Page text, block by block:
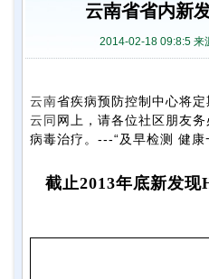
云南省省内新
2014-02-18 09:8:5 来
云南省疾病预防控制中心将定
云同 网上，请各位社区朋友
病毒治疗。---“及早检测 健康
截止2013年底新发